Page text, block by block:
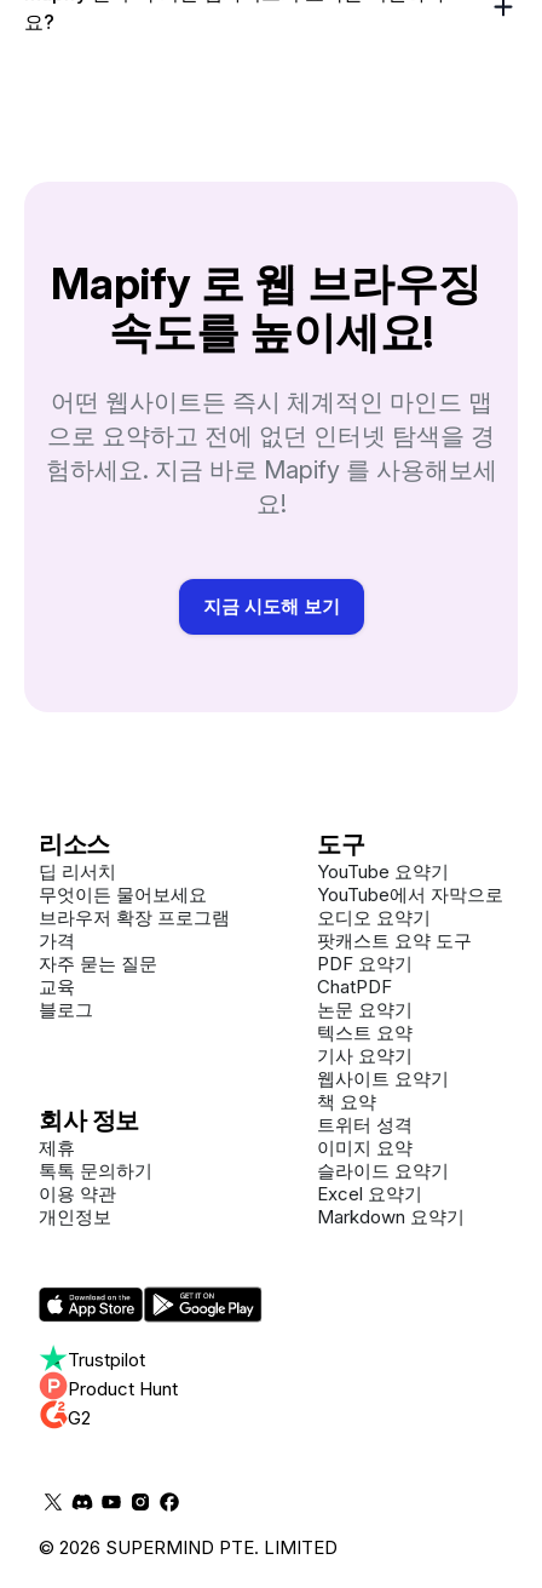
요?
Mapify 로 웹 브라우징
속도를 높이세요!
어떤 웹사이트든 즉시 체계적인 마인드 맵
으로 요약하고 전에 없던 인터넷 탐색을 경
험하세요. 지금 바로 Mapify 를 사용해보세
요!
지금 시도해 보기
Trustpilot
Product Hunt
G2
© 2026 SUPERMIND PTE. LIMITED
리소스
딥 리서치
무엇이든 물어보세요
브라우저 확장 프로그램
가격
자주 묻는 질문
교육
블로그
회사 정보
제휴
톡톡 문의하기
이용 약관
개인정보
도구
YouTube 요약기
YouTube에서 자막으로
오디오 요약기
팟캐스트 요약 도구
PDF 요약기
ChatPDF
논문 요약기
텍스트 요약
기사 요약기
웹사이트 요약기
책 요약
트위터 성격
이미지 요약
슬라이드 요약기
Excel 요약기
Markdown 요약기